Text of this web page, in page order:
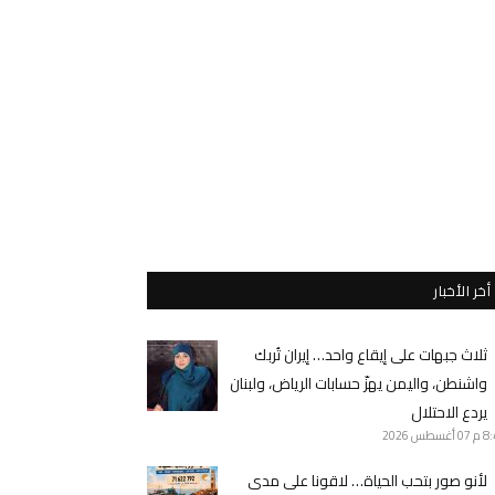
أخر الأخبار
ثلاث جبهات على إيقاع واحد… إيران تُربك
واشنطن، واليمن يهزّ حسابات الرياض، ولبنان
يردع الاحتلال
م 07 أغسطس 2026
لأنو صور بتحب الحياة… لاقونا على مدى